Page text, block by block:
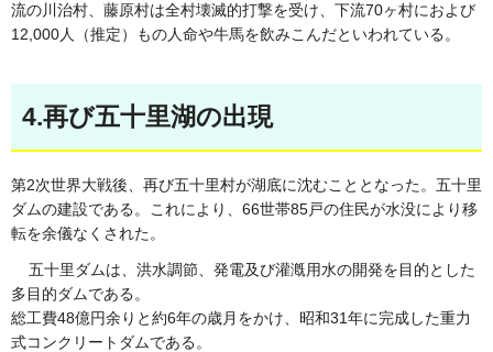
流の川治村、藤原村は全村壊滅的打撃を受け、下流70ヶ村におよび
12,000人（推定）もの人命や牛馬を飲みこんだといわれている。
4.再び五十里湖の出現
第2次世界大戦後、再び五十里村が湖底に沈むこととなった。五十里
ダムの建設である。これにより、66世帯85戸の住民が水没により移
転を余儀なくされた。
五十里ダムは、洪水調節、発電及び灌漑用水の開発を目的とした
多目的ダムである。
総工費48億円余りと約6年の歳月をかけ、昭和31年に完成した重力
式コンクリートダムである。